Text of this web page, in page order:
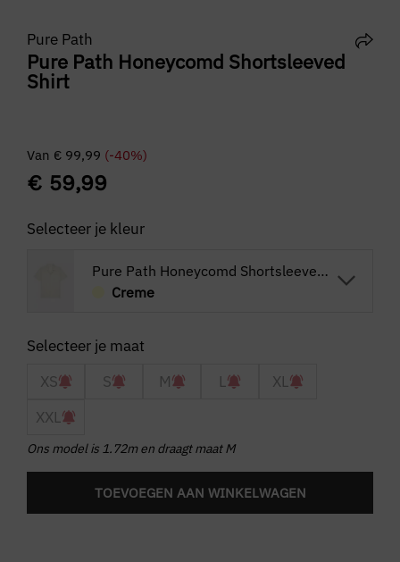
Pure Path
Pure Path Honeycomd Shortsleeved
Shirt
Van € 99,99 (-40%)
€ 59,99
Selecteer je kleur
Pure Path Honeycomd Shortsleeved Shirt
Creme
XS S M L
XL
XXL
Ons model is 1.72m en draagt maat M
TOEVOEGEN AAN WINKELWAGEN